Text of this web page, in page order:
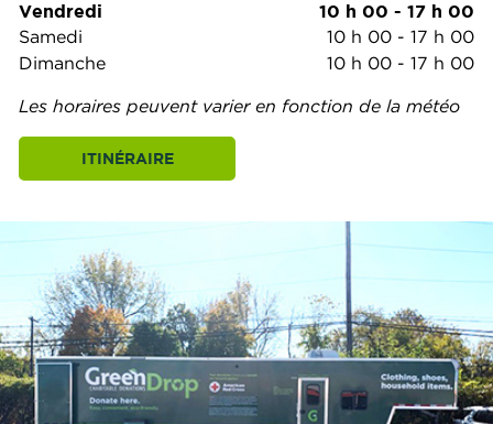
Vendredi 10 h 00 - 17 h 00
Samedi 10 h 00 - 17 h 00
Dimanche
10 h 00 - 17 h 00
Les horaires peuvent varier en fonction de la météo
ITINÉRAIRE